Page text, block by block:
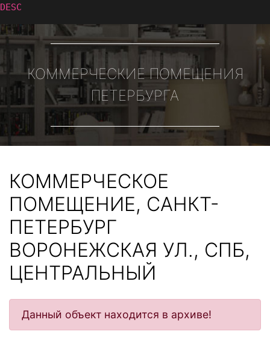
DESC
КОММЕРЧЕСКИЕ ПОМЕЩЕНИЯ
ПЕТЕРБУРГА
КОММЕРЧЕСКОЕ
ПОМЕЩЕНИЕ, САНКТ-
ПЕТЕРБУРГ
ВОРОНЕЖСКАЯ УЛ., СПБ,
ЦЕНТРАЛЬНЫЙ
Данный объект находится в архиве!